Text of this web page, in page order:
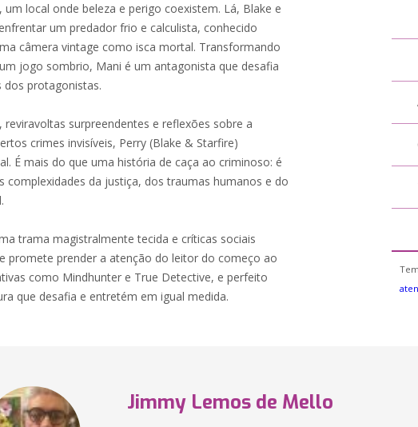
local onde beleza e perigo coexistem. Lá, Blake e
um predador frio e calculista, conhecido
câmera vintage como isca mortal. Transformando
jogo sombrio, Mani é um antagonista que desafia
dos protagonistas.
reviravoltas surpreendentes e reflexões sobre a
crimes invisíveis, Perry (Blake & Starfire)
É mais do que uma história de caça ao criminoso: é
complexidades da justiça, dos traumas humanos e do
trama magistralmente tecida e críticas sociais
promete prender a atenção do leitor do começo ao
como Mindhunter e True Detective, e perfeito
que desafia e entretém em igual medida.
Jimmy Lemos de Mello